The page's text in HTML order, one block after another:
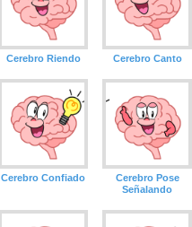
Cerebro Riendo Cerebro Canto
Cerebro Confiado
Cerebro Pose
Señalando